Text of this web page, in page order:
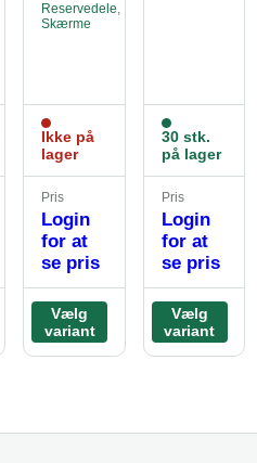
Reservedele,
Skærme
Ikke på
lager
Pris
Login
for at
se pris
Vælg
variant
30 stk.
på lager
Pris
Login
for at
se pris
Vælg
variant